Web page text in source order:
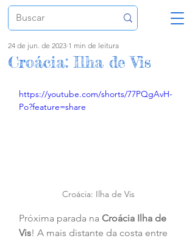
Croácia: Ilha de Vis
24 de jun. de 2023 1 min de leitura
https://youtube.com/shorts/77PQgAvH-
Po?feature=share
Croácia: Ilha de Vis
Próxima parada na Croácia Ilha de
Vis! A mais distante da costa entre